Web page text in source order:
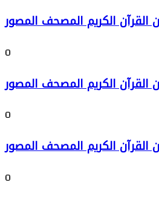
0
0
0